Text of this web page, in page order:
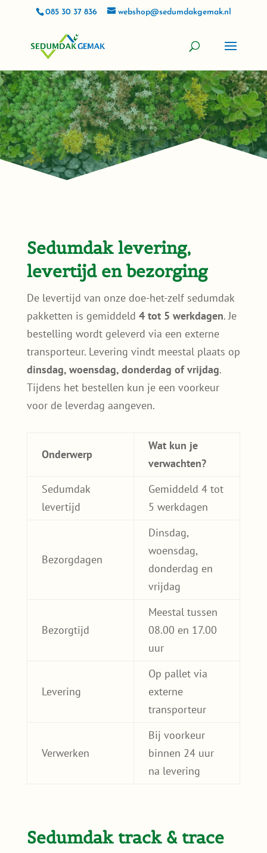
085 30 37 836 webshop@sedumdakgemak.nl
Sedumdak levering,
levertijd en bezorging
De levertijd van onze doe-het-zelf sedumdak
pakketten is gemiddeld 4 tot 5 werkdagen. Je
bestelling wordt geleverd via een externe
transporteur. Levering vindt meestal plaats op
dinsdag, woensdag, donderdag of vrijdag.
Tijdens het bestellen kun je een voorkeur
voor de leverdag aangeven.
Onderwerp
Wat kun je
verwachten?
Sedumdak
levertijd
Gemiddeld 4 tot
5 werkdagen
Bezorgdagen
Dinsdag,
woensdag,
donderdag en
vrijdag
Bezorgtijd
Meestal tussen
08.00 en 17.00
uur
Levering
Op pallet via
externe
transporteur
Verwerken
Bij voorkeur
binnen 24 uur
na levering
Sedumdak track & trace